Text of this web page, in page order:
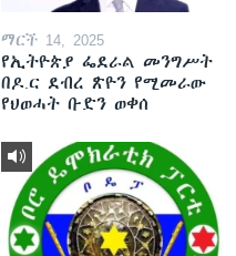
ማርች 14, 2025
የኢትዮጵያ ፌደራል መንግሥት
በዶ.ር ደብረ ጽዮን የሚመራው
የህወሓት ቡድን ወቀሰ